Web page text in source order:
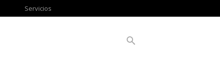
Servicios